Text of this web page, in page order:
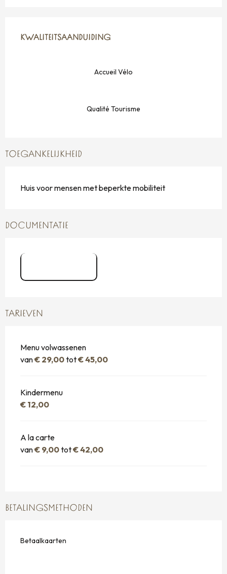
KWALITEITSAANDUIDING
KWALITEITSAANDUIDING
Accueil Vélo
Qualité Tourisme
TOEGANKELIJKHEID
Huis voor mensen met beperkte mobiliteit
DOCUMENTATIE
TARIEVEN
Menu volwassenen
van€ 29,00tot€ 45,00
Kindermenu
€ 12,00
A la carte
van€ 9,00tot€ 42,00
BETALINGSMETHODEN
Betaalkaarten